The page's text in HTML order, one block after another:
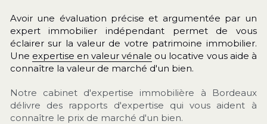
Avoir une évaluation précise et argumentée par un
expert immobilier indépendant permet de vous
éclairer sur la valeur de votre patrimoine immobilier.
Une expertise en valeur vénale ou locative vous aide à
connaître la valeur de marché d'un bien.
Notre cabinet d'expertise immobilière à Bordeaux
délivre des rapports d'expertise qui vous aident à
connaître le prix de marché d'un bien.